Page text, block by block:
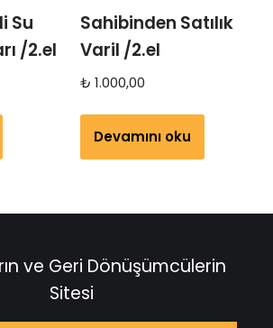
Su
/2.el
Sahibinden Satılık
Varil /2.el
₺ 1.000,00
Devamını oku
ve Geri Dönüşümcülerin
Sitesi